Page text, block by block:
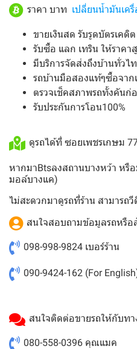
ราคา บาท เปลี่ยนน้ำมันเค
ขายเงินสด รับรูดบัตรเคดิ
รับซื้อ แลก เทริน ให้ราค
มีบริการจัดส่งถึงบ้านทั่วไ
รถบ้านมือสองแท้ๆซื้อจาก
ตรวจเช็คสภาพรถทั้งคันก่
รับประกันการโอน100%
ดูรถได้ที่ ซอยเพชรเกษม
หากมาBtsลงสถานบางหว้า หรื
มอล์บางแค)
ไม่สะดวกมาดูรถที่ร้าน สามารถ
สนใจสอบถามข้อมูลรถหรือ
098-998-9824 เบอร์ร้าน
090-9424-162 (For
สนใจติดต่อขายรถให้กับทา
080-558-0396 คุณแมค